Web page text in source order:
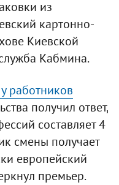
из
картонно-
Киевской
Кабмина.
работников
получил ответ,
составляет 4
смены получает
европейский
премьер.